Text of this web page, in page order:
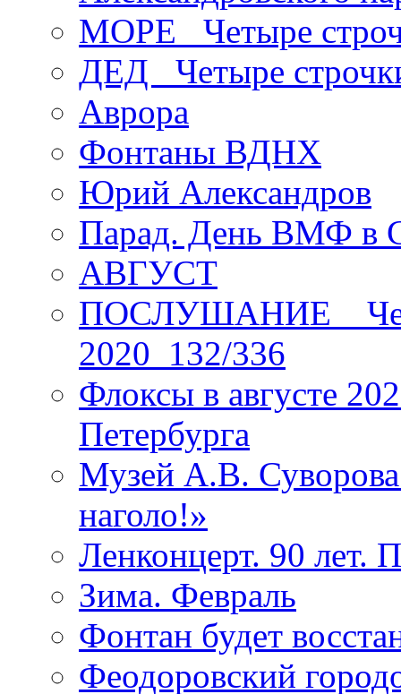
МОРЕ _Четыре
ДЕД _Четыре
Аврора
Фонтаны ВДНХ
Юрий Александров
Парад. День ВМФ в
АВГУСТ
ПОСЛУШАНИЕ _
2020_132/336
Флоксы в августе
Петербурга
Музей А.В.
наголо!»
Ленконцерт. 90 лет.
Зима. Февраль
Фонтан будет
Феодоровский